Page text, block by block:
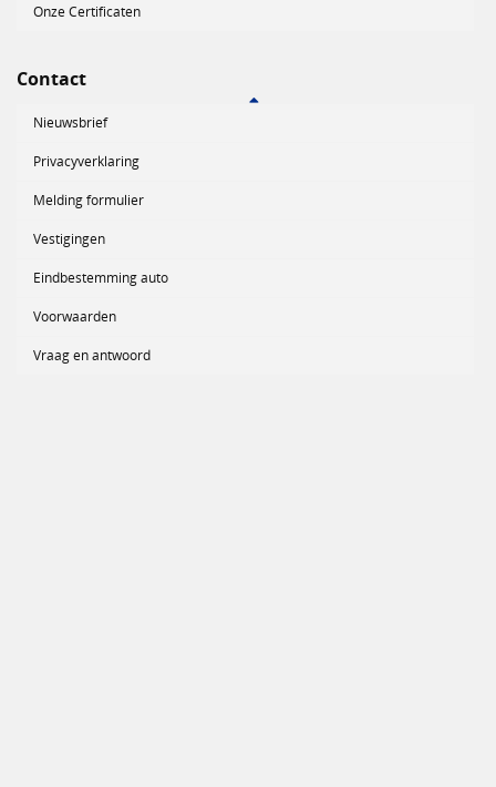
Onze Certificaten
Contact
Nieuwsbrief
Privacyverklaring
Melding formulier
Vestigingen
Eindbestemming auto
Voorwaarden
Vraag en antwoord